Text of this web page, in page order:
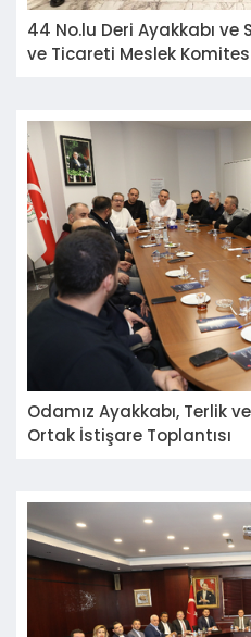
44 No.lu Deri Ayakkabı
ve Ticareti Meslek
ziyaret etti.
Odamız Ayakkabı, Terlik
Ortak İstişare Toplantısı